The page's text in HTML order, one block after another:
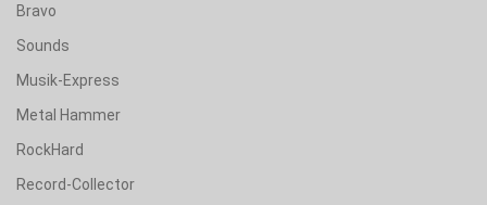
Bravo
Sounds
Musik-Express
Metal Hammer
RockHard
Record-Collector